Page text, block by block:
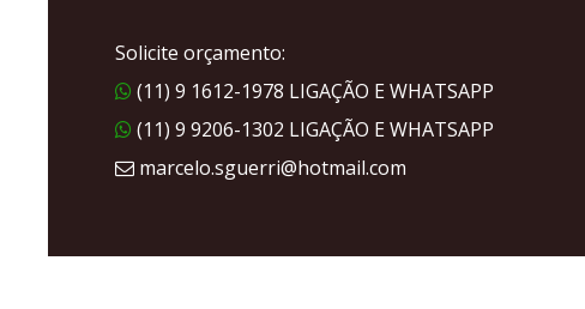
Solicite orçamento:
(11) 9 1612-1978 LIGAÇÃO E WHATSAPP
(11) 9 9206-1302 LIGAÇÃO E WHATSAPP
marcelo.sguerri@hotmail.com